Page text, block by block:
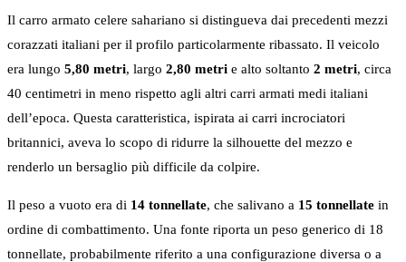
Il carro armato celere sahariano si distingueva dai precedenti mezzi
corazzati italiani per il profilo particolarmente ribassato. Il veicolo
era lungo 5,80 metri, largo 2,80 metri e alto soltanto 2 metri, circa
40 centimetri in meno rispetto agli altri carri armati medi italiani
dell’epoca. Questa caratteristica, ispirata ai carri incrociatori
britannici, aveva lo scopo di ridurre la silhouette del mezzo e
renderlo un bersaglio più difficile da colpire.
Il peso a vuoto era di 14 tonnellate, che salivano a 15 tonnellate in
ordine di combattimento. Una fonte riporta un peso generico di 18
tonnellate, probabilmente riferito a una configurazione diversa o a